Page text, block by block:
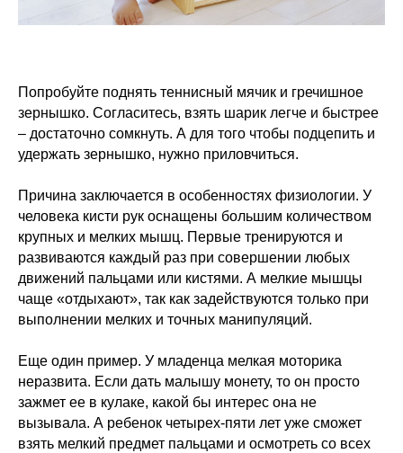
Попробуйте поднять теннисный мячик и гречишное
зернышко. Согласитесь, взять шарик легче и быстрее
– достаточно сомкнуть. А для того чтобы подцепить и
удержать зернышко, нужно приловчиться.
Причина заключается в особенностях физиологии. У
человека кисти рук оснащены большим количеством
крупных и мелких мышц. Первые тренируются и
развиваются каждый раз при совершении любых
движений пальцами или кистями. А мелкие мышцы
чаще «отдыхают», так как задействуются только при
выполнении мелких и точных манипуляций.
Еще один пример. У младенца мелкая моторика
неразвита. Если дать малышу монету, то он просто
зажмет ее в кулаке, какой бы интерес она не
вызывала. А ребенок четырех-пяти лет уже сможет
взять мелкий предмет пальцами и осмотреть со всех